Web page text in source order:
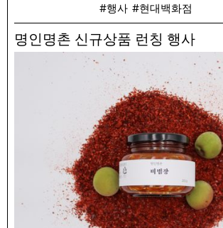
방영길 고춧가루 500g, 김명수 멸치액젓
갯벌천일염 3kg, 박성춘 황토판염 4kg, 김영
700ml, 윤원상 볶음참깨 280g, 이득자 무말
표고버섯가루 80g
행사
현대백화점
명인명촌 신규상품 런칭 행사